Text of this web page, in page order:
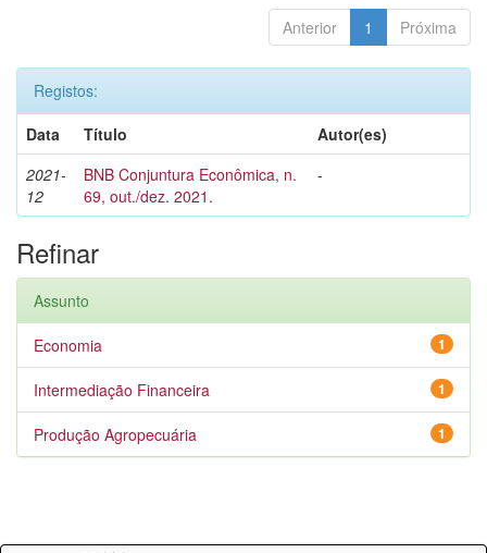
Anterior 1 Próxima
Registos:
Data
Título
Autor(es)
2021-
12
BNB Conjuntura Econômica, n.
69, out./dez. 2021.
-
Refinar
Assunto
1
Economia
1
Intermediação Financeira
1
Produção Agropecuária